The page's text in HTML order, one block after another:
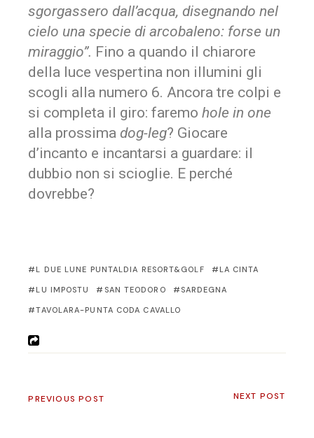
sgorgassero dall’acqua, disegnando nel
cielo una specie di arcobaleno: forse un
miraggio”. Fino a quando il chiarore
della luce vespertina non illumini gli
scogli alla numero 6. Ancora tre colpi e
si completa il giro: faremohole in one
alla prossima dog-leg? Giocare
d’incanto e incantarsi a guardare: il
dubbio non si scioglie. E perché
dovrebbe?
L DUE LUNE PUNTALDIA RESORT&GOLF LA CINTA
LU IMPOSTU SAN TEODORO SARDEGNA
TAVOLARA-PUNTA CODA CAVALLO
PREVIOUS POST NEXT POST